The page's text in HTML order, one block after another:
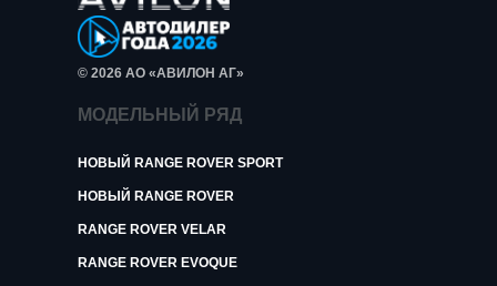
© 2026 АО «АВИЛОН АГ»
МОДЕЛЬНЫЙ РЯД
НОВЫЙ RANGE ROVER SPORT
НОВЫЙ RANGE ROVER
RANGE ROVER VELAR
RANGE ROVER EVOQUE